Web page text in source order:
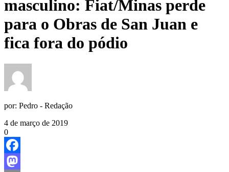
masculino: Fiat/Minas perde
para o Obras de San Juan e
fica fora do pódio
por: Pedro - Redação
4 de março de 2019
0
Facebook